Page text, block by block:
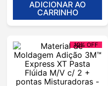
ADICIONAR AO
CARRINHO
12% OFF